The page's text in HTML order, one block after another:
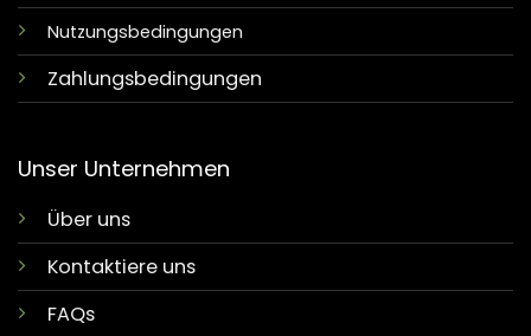
Nutzungsbedingungen
Zahlungsbedingungen
Unser Unternehmen
Über uns
Kontaktiere uns
FAQs